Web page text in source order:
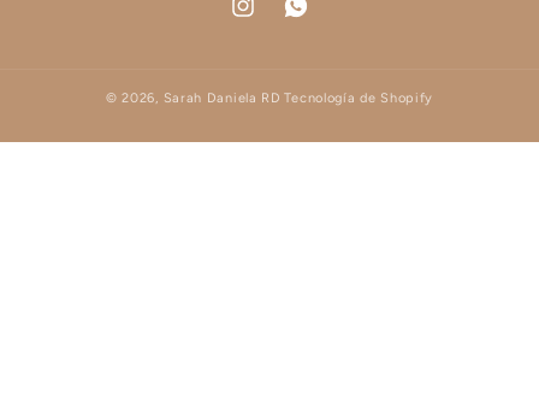
InstagramWhatsApp
© 2026, Sarah Daniela RD Tecnología de Shopify